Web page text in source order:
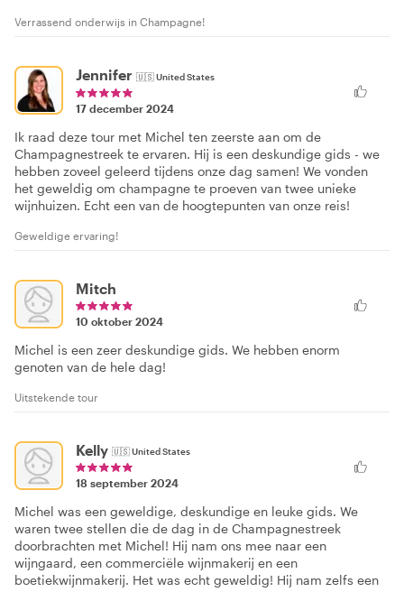
Verrassend onderwijs in Champagne!
Jennifer 🇺🇸United States
17 december 2024
Ik raad deze tour met Michel ten zeerste aan om de
Champagnestreek te ervaren. Hij is een deskundige gids - we
hebben zoveel geleerd tijdens onze dag samen! We vonden
het geweldig om champagne te proeven van twee unieke
wijnhuizen. Echt een van de hoogtepunten van onze reis!
Geweldige ervaring!
Mitch
10 oktober 2024
Michel is een zeer deskundige gids. We hebben enorm
genoten van de hele dag!
Uitstekende tour
Kelly 🇺🇸United States
18 september 2024
Michel was een geweldige, deskundige en leuke gids. We
waren twee stellen die de dag in de Champagnestreek
doorbrachten met Michel! Hij nam ons mee naar een
wijngaard, een commerciële wijnmakerij en een
boetiekwijnmakerij. Het was echt geweldig! Hij nam zelfs een